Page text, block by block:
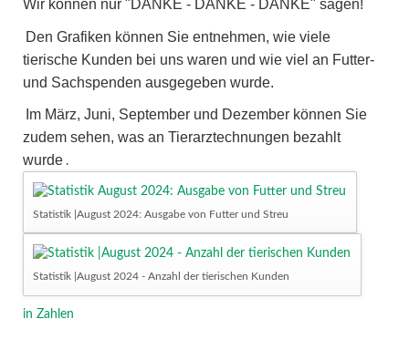
Wir können nur "DANKE - DANKE - DANKE" sagen!
Den Grafiken können Sie entnehmen, wie viele
tierische Kunden bei uns waren und wie viel an Futter-
und Sachspenden ausgegeben wurde.
Im März, Juni, September und Dezember können Sie
zudem sehen, was an Tierarztechnungen bezahlt
wurde .
Statistik |August 2024: Ausgabe von Futter und Streu
Statistik |August 2024 - Anzahl der tierischen Kunden
in Zahlen